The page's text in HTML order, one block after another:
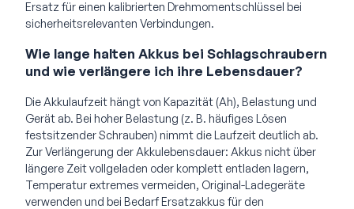
Ersatz für einen kalibrierten Drehmomentschlüssel bei
sicherheitsrelevanten Verbindungen.
Wie lange halten Akkus bei Schlagschraubern
und wie verlängere ich ihre Lebensdauer?
Die Akkulaufzeit hängt von Kapazität (Ah), Belastung und
Gerät ab. Bei hoher Belastung (z. B. häufiges Lösen
festsitzender Schrauben) nimmt die Laufzeit deutlich ab.
Zur Verlängerung der Akkulebensdauer: Akkus nicht über
längere Zeit vollgeladen oder komplett entladen lagern,
Temperatur extremes vermeiden, Original-Ladegeräte
verwenden und bei Bedarf Ersatzakkus für den